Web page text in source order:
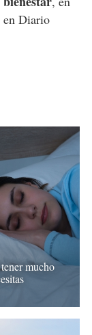
en Diario
mucho